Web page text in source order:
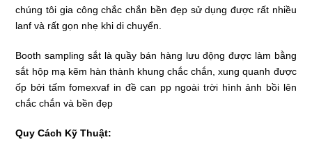
chúng tôi gia công chắc chắn bền đẹp sử dụng được rất nhiều
lanf và rất gọn nhẹ khi di chuyển.
Booth sampling sắt là quầy bán hàng lưu động được làm bằng
sắt hộp mạ kẽm hàn thành khung chắc chắn, xung quanh được
ốp bởi tấm fomexvaf in đề can pp ngoài trời hình ảnh bồi lên
chắc chắn và bền đẹp
Quy Cách Kỹ Thuật: